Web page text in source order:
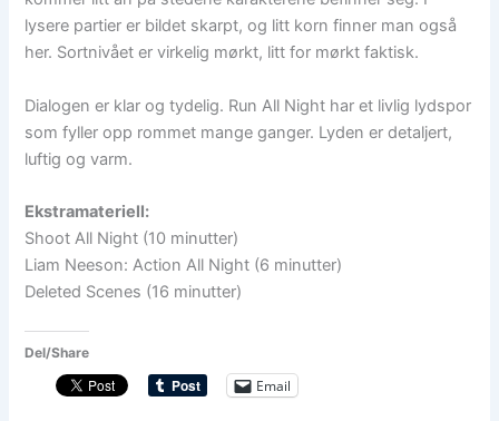
lysere partier er bildet skarpt, og litt korn finner man også
her. Sortnivået er virkelig mørkt, litt for mørkt faktisk.
Dialogen er klar og tydelig. Run All Night har et livlig lydspor
som fyller opp rommet mange ganger. Lyden er detaljert,
luftig og varm.
Ekstramateriell:
Shoot All Night (10 minutter)
Liam Neeson: Action All Night (6 minutter)
Deleted Scenes (16 minutter)
Del/Share
Email